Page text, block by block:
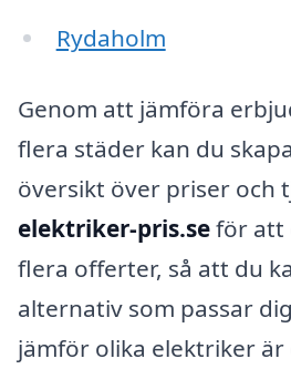
Rydaholm
Genom att jämföra
flera städer kan du
översikt över priser och
elektriker-pris.seför att
flera offerter, så att du
alternativ som passar
jämför olika elektriker